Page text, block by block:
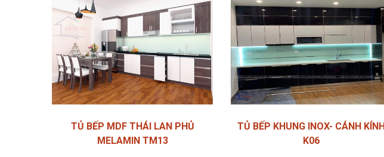
TỦ BẾP MDF THÁI LAN PHỦ
MELAMIN TM13
TỦ BẾP KHUNG INOX- CÁNH KÍNH
K06